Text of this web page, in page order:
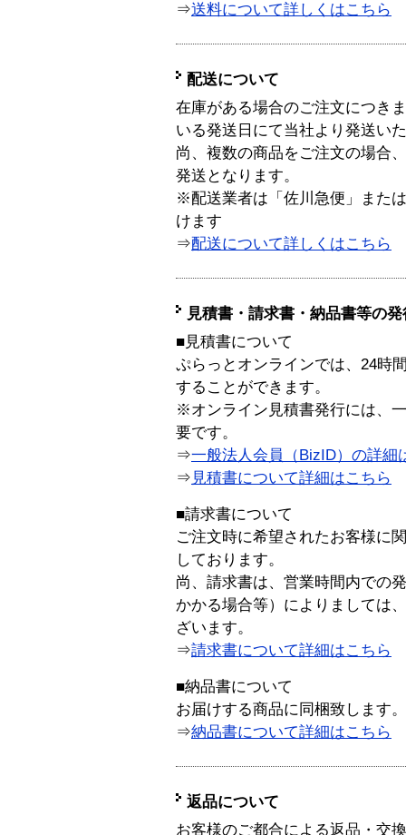
⇒送料について詳しくはこちら
配送について
在庫がある場合のご注文につき
いる発送日にて当社より発送い
尚、複数の商品をご注文の場合
発送となります。
※配送業者は「佐川急便」また
けます
⇒配送について詳しくはこちら
見積書・請求書・納品書等の
■見積書について
ぷらっとオンラインでは、24時
することができます。
※オンライン見積書発行には、
要です。
⇒一般法人会員（BizID）の詳細
⇒ 見積書について詳細はこちら
■請求書について
ご注文時に希望されたお客様に
しております。
尚、請求書は、営業時間内での
かかる場合等）によりましては
ざいます。
⇒請求書について詳細はこちら
■納品書について
お届けする商品に同梱致します。
⇒納品書について詳細はこちら
返品について
お客様のご都合による返品・交